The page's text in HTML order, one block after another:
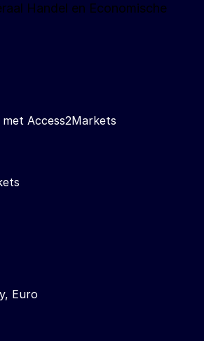
Handel en Economische
Access2Markets
Euro